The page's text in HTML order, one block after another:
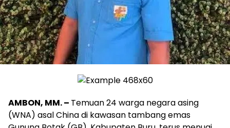
AMBON, MM. – Temuan 24 warga negara asing
(WNA) asal China di kawasan tambang emas